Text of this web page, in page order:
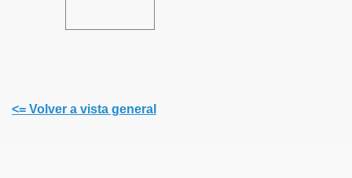
<= Volver a vista general